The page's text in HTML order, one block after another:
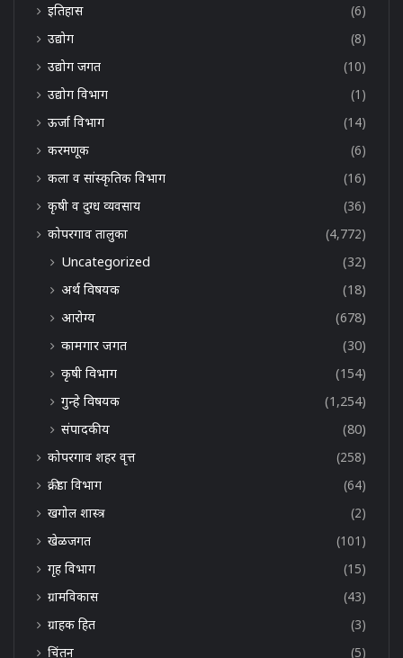
इतिहास
(6)
उद्योग
(8)
उद्योग जगत
(10)
उद्योग विभाग
(1)
ऊर्जा विभाग
(14)
करमणूक
(6)
कला व सांस्कृतिक विभाग
(16)
कृषी व दुग्ध व्यवसाय
(36)
कोपरगाव तालुका
(4,772)
Uncategorized
(32)
अर्थ विषयक
(18)
आरोग्य
(678)
कामगार जगत
(30)
कृषी विभाग
(154)
गुन्हे विषयक
(1,254)
संपादकीय
(80)
कोपरगाव शहर वृत्त
(258)
क्रीडा विभाग
(64)
खगोल शास्त्र
(2)
खेळजगत
(101)
गृह विभाग
(15)
ग्रामविकास
(43)
ग्राहक हित
(3)
चिंतन
(5)